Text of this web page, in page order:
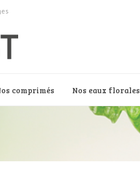
comprimés Nos eaux florales